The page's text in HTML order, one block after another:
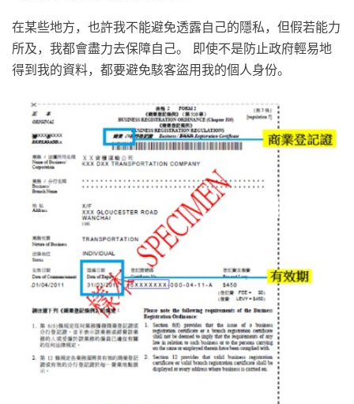
在某些地方，也許我不能避免透露自己的隱私，但假若能力
所及，我都會盡力去保障自己。 即使不是防止政府輕易地
得到我的資料，都要避免駭客盜用我的個人身份。